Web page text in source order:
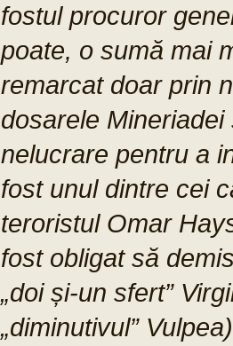
fostul procuror
poate, o sumă mai
remarcat doar prin
dosarele
nelucrare pentru a
fost unul dintre cei
teroristul Omar
fost obligat să
„doi și-un sfert”
„diminutivul”